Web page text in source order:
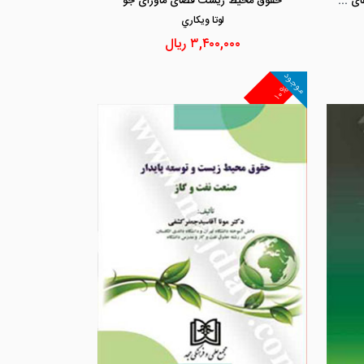
لوتا ويكاري
۳,۴۰۰,۰۰۰ریال
۱۰%
موجود